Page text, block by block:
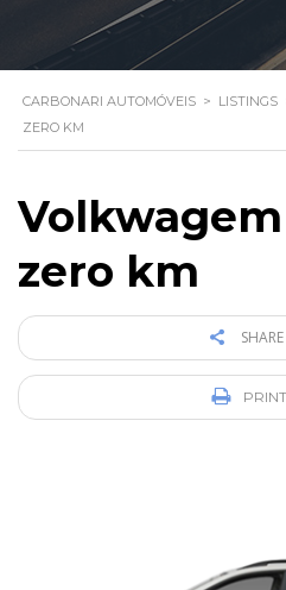
CARBONARI AUTOMÓVEIS > LISTINGS
ZERO KM
zero km